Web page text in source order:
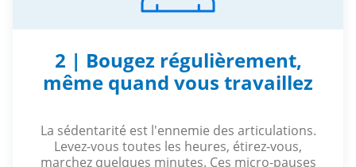
2 | Bougez régulièrement,
même quand vous travaillez
La sédentarité est l'ennemie des articulations.
Levez-vous toutes les heures, étirez-vous,
marchez quelques minutes. Ces micro-pauses